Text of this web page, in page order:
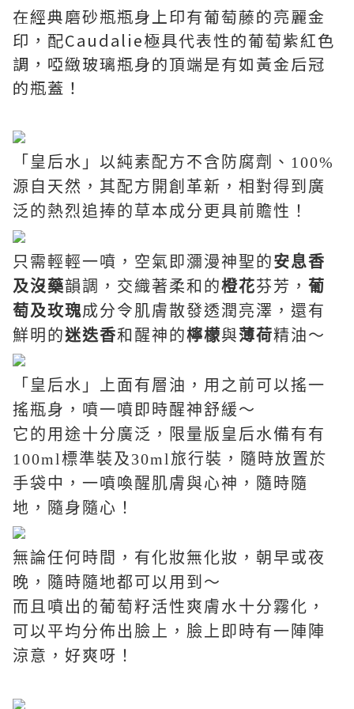
在經典磨砂瓶瓶身上印有葡萄藤的亮麗金
印，配Caudalie極具代表性的葡萄紫紅色
調，啞緻玻璃瓶身的頂端是有如黃金后冠
的瓶蓋！
「皇后水」以純素配方不含防腐劑、 100%
源自天然，其配方開創革新，相對得到廣
泛的熱烈追捧的草本成分更具前贍性！
只需輕輕一噴，空氣即瀰漫神聖的安息香
及沒藥韻調，交織著柔和的橙花芬芳， 葡
萄及玫瑰成分令肌膚散發透潤亮澤，還有
鮮明的迷迭香和醒神的檸檬與薄荷精油～
「皇后水」上面有層油，用之前可以搖一
搖瓶身，噴一噴即時醒神舒緩～
它的用途十分廣泛， 限量版皇后水備有有
100ml標準裝及 30ml 旅行裝， 隨時放置於
手袋中，一噴喚醒肌膚與心神，隨時隨
地，隨身隨心！
無論任何時間，有化妝無化妝，朝早或夜
晚 ， 隨時隨地都可以用到 ～
而且噴出的葡萄籽活性爽膚水十分霧化，
可以平均分佈出臉上，臉上即時有一陣陣
涼意，好爽呀！